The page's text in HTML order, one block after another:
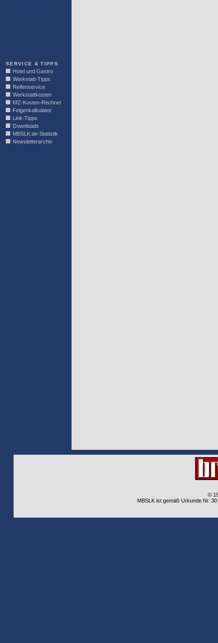
SERVICE & TIPPS
Hotel und Gastro
Werkstatt-Tipps
Reifenservice
Werkstattkosten
KfZ-Kosten-Rechner
Felgenkalkulator
Link-Tipps
Downloads
MBSLK.de-Statistik
Newsletterarchiv
©
MBSLK ist gemäß Urkunde Nr.